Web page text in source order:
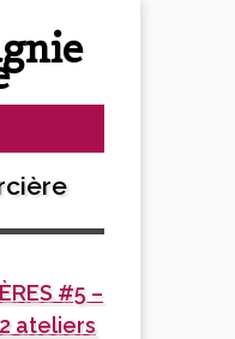
#5 –
ateliers